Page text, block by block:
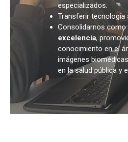
especializados.
Transferir tecnología
Consolidarnos como
excelencia,
conocimiento en el
imágenes
en la salud pública y